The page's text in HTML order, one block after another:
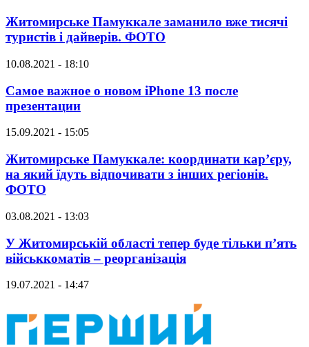
Житомирське Памуккале заманило вже тисячі
туристів і дайверів. ФОТО
10.08.2021 - 18:10
Самое важное о новом iPhone 13 после
презентации
15.09.2021 - 15:05
Житомирське Памуккале: координати кар’єру,
на який їдуть відпочивати з інших регіонів.
ФОТО
03.08.2021 - 13:03
У Житомирській області тепер буде тільки п’ять
військкоматів – реорганізація
19.07.2021 - 14:47